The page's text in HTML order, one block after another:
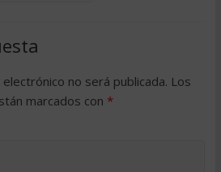
no será publicada. Los
marcados con *